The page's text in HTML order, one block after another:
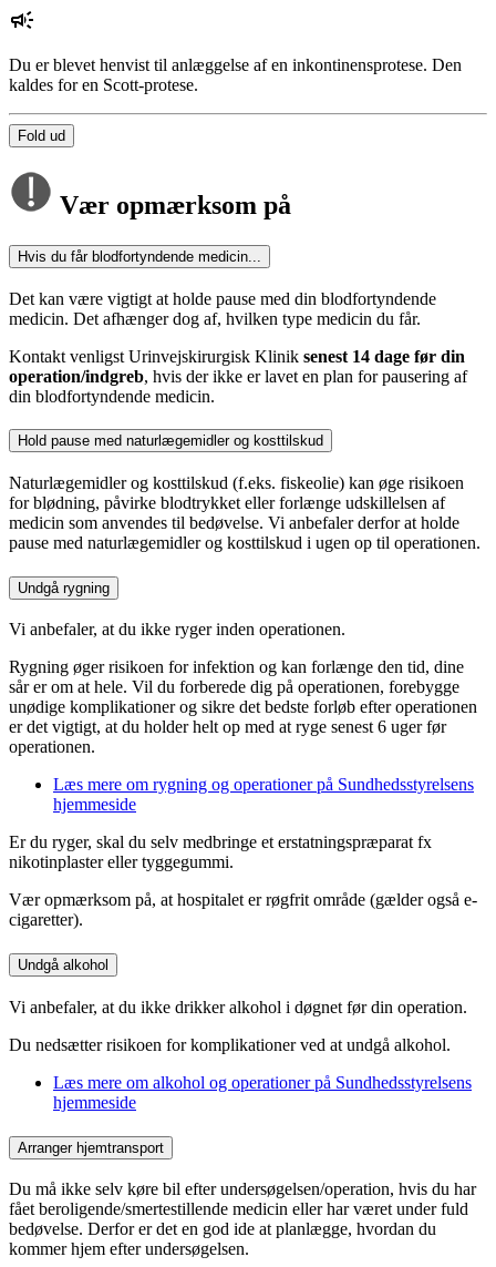
Du er blevet henvist til anlæggelse af en inkontinensprotese. Den
kaldes for en Scott-protese.
Fold ud
Vær opmærksom på
Hvis du får blodfortyndende medicin...
Det kan være vigtigt at holde pause med din blodfortyndende
medicin. Det afhænger dog af, hvilken type medicin du får.
Kontakt venligst Urinvejskirurgisk Klinik senest 14 dage før din
operation/indgreb, hvis der ikke er lavet en plan for pausering af
din blodfortyndende medicin.
Hold pause med naturlægemidler og kosttilskud
Naturlægemidler og kosttilskud (f.eks. fiskeolie) kan øge risikoen
for blødning, påvirke blodtrykket eller forlænge udskillelsen af
medicin som anvendes til bedøvelse. Vi anbefaler derfor at holde
pause med naturlægemidler og kosttilskud i ugen op til operationen.
Undgå rygning
Vi anbefaler, at du ikke ryger inden operationen.
Rygning øger risikoen for infektion og kan forlænge den tid, dine
sår er om at hele. Vil du forberede dig på operationen, forebygge
unødige komplikationer og sikre det bedste forløb efter operationen
er det vigtigt, at du holder helt op med at ryge senest 6 uger før
operationen.
Læs mere om rygning og operationer på Sundhedsstyrelsens
hjemmeside
Er du ryger, skal du selv medbringe et erstatningspræparat fx
nikotinplaster eller tyggegummi.
Vær opmærksom på, at hospitalet er røgfrit område (gælder også e-
cigaretter).
Undgå alkohol
Vi anbefaler, at du ikke drikker alkohol i døgnet før din operation.
Du nedsætter risikoen for komplikationer ved at undgå alkohol.
Læs mere om alkohol og operationer på Sundhedsstyrelsens
hjemmeside
Arranger hjemtransport
Du må ikke selv køre bil efter undersøgelsen/operation, hvis du har
fået beroligende/smertestillende medicin eller har været under fuld
bedøvelse. Derfor er det en god ide at planlægge, hvordan du
kommer hjem efter undersøgelsen.